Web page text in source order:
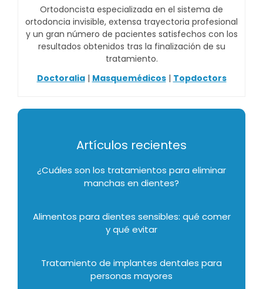
Ortodoncista especializada en el sistema de
ortodoncia invisible, extensa trayectoria profesional
y un gran número de pacientes satisfechos con los
resultados obtenidos tras la finalización de su
tratamiento.
Doctoralia| Masquemédicos| Topdoctors
Artículos recientes
¿Cuáles son los tratamientos para eliminar
manchas en dientes?
Alimentos para dientes sensibles: qué comer
y qué evitar
Tratamiento de implantes dentales para
personas mayores